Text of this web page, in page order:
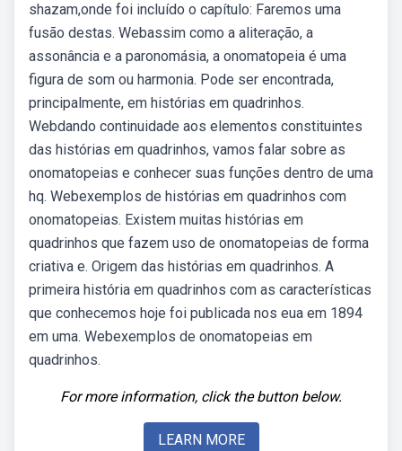
shazam,onde foi incluído o capítulo: Faremos uma
fusão destas. Webassim como a aliteração, a
assonância e a paronomásia, a onomatopeia é uma
figura de som ou harmonia. Pode ser encontrada,
principalmente, em histórias em quadrinhos.
Webdando continuidade aos elementos constituintes
das histórias em quadrinhos, vamos falar sobre as
onomatopeias e conhecer suas funções dentro de uma
hq. Webexemplos de histórias em quadrinhos com
onomatopeias. Existem muitas histórias em
quadrinhos que fazem uso de onomatopeias de forma
criativa e. Origem das histórias em quadrinhos. A
primeira história em quadrinhos com as características
que conhecemos hoje foi publicada nos eua em 1894
em uma. Webexemplos de onomatopeias em
quadrinhos.
For more information, click the button below.
LEARN MORE